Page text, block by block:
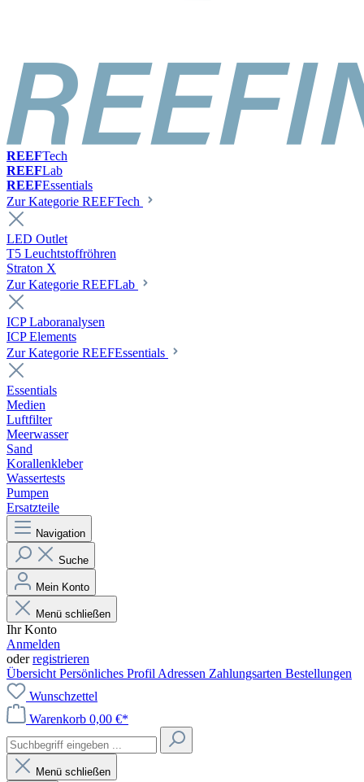
REEFTech
REEFLab
REEFEssentials
Zur Kategorie REEFTech
LED Outlet
T5 Leuchtstoffröhren
Straton X
Zur Kategorie REEFLab
ICP Laboranalysen
ICP Elements
Zur Kategorie REEFEssentials
Essentials
Medien
Luftfilter
Meerwasser
Sand
Korallenkleber
Wassertests
Pumpen
Ersatzteile
Navigation
Suche
Mein Konto
Menü schließen
Ihr Konto
Anmelden
oderregistrieren
Übersicht Persönliches Profil Adressen Zahlungsarten Bestellungen
Wunschzettel
Warenkorb 0,00 €*
Menü schließen